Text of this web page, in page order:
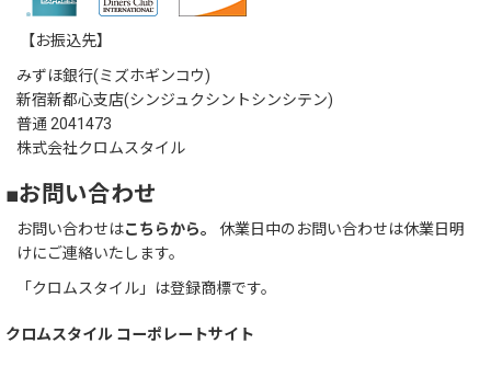
【お振込先】
みずほ銀行(ミズホギンコウ)
新宿新都心支店(シンジュクシントシンシテン)
普通 2041473
株式会社クロムスタイル
■お問い合わせ
お問い合わせはこちらから。
休業日中のお問い合わせは休業日明
けにご連絡いたします。
「クロムスタイル」は登録商標です。
クロムスタイル コーポレートサイト